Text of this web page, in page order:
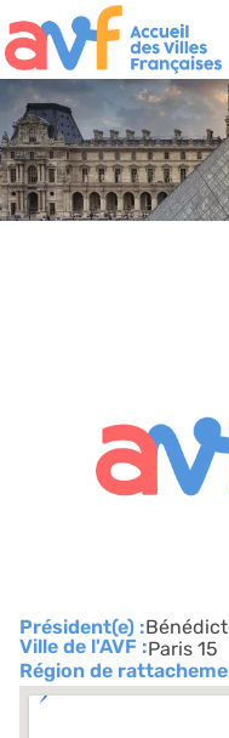
Président(e) :
Ville de l'AVF :Paris 15
Région de